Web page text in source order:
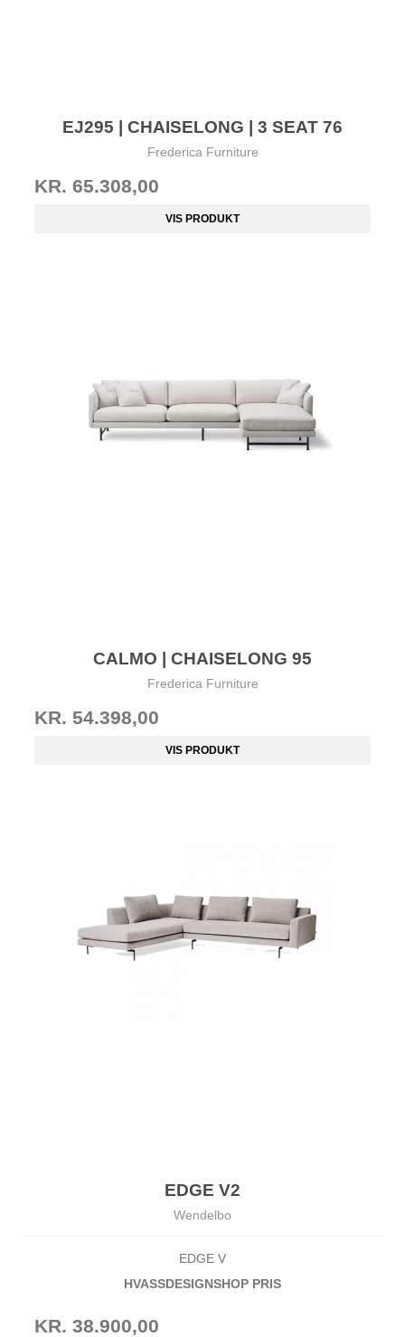
EJ295 | CHAISELONG | 3 SEAT 76
Frederica Furniture
KR. 65.308,00
VIS PRODUKT
CALMO | CHAISELONG 95
Frederica Furniture
KR. 54.398,00
VIS PRODUKT
EDGE V2
Wendelbo
EDGE V
HVASSDESIGNSHOP PRIS
KR. 38.900,00